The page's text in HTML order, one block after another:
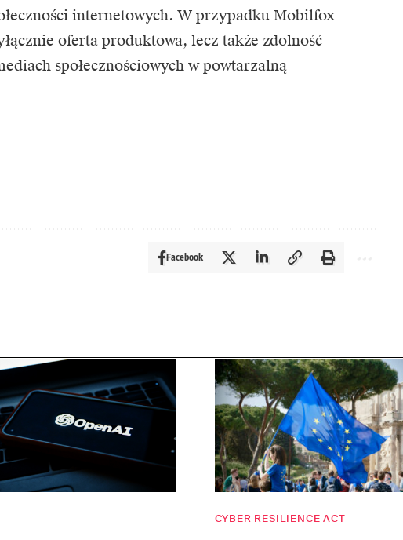
internetowych. W przypadku Mobilfox
oferta produktowa, lecz także zdolność
społecznościowych w powtarzalną
Facebook
CYBER RESILIENCE ACT